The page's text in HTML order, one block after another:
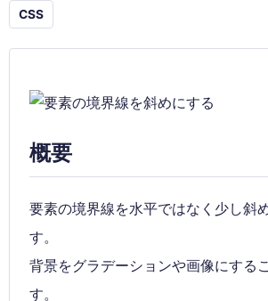
CSS
概要
要素の境界線を水平ではなく少し斜
す。
背景をグラデーションや画像にする
す。